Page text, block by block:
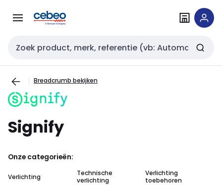
naar
naar
Zoekveld invoer
Breadcrumb bekijken
Signify
Onze categorieën:
Verlichting
Technische
verlichting
Verlichting
toebehoren